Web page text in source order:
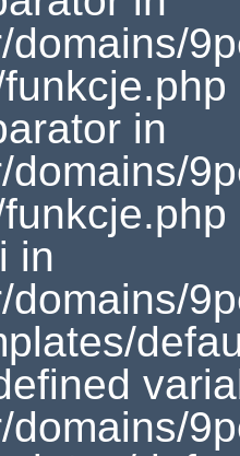
in
in